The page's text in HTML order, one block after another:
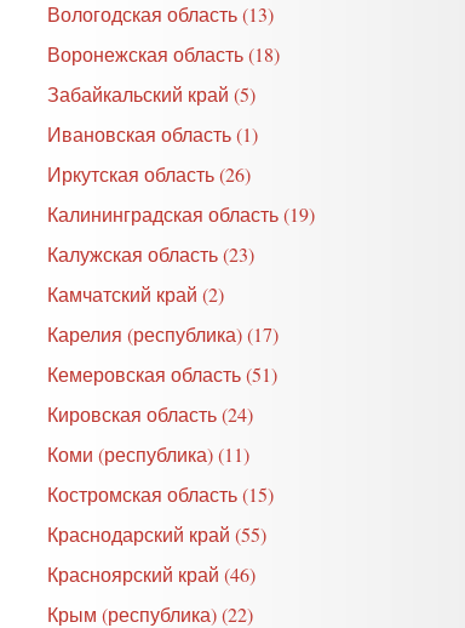
Вологодская область (13)
Воронежская область (18)
Забайкальский край (5)
Ивановская область (1)
Иркутская область (26)
Калининградская область (19)
Калужская область (23)
Камчатский край (2)
Карелия (республика) (17)
Кемеровская область (51)
Кировская область (24)
Коми (республика) (11)
Костромская область (15)
Краснодарский край (55)
Красноярский край (46)
Крым (республика) (22)